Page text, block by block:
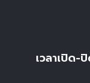
เวลาเปิด-